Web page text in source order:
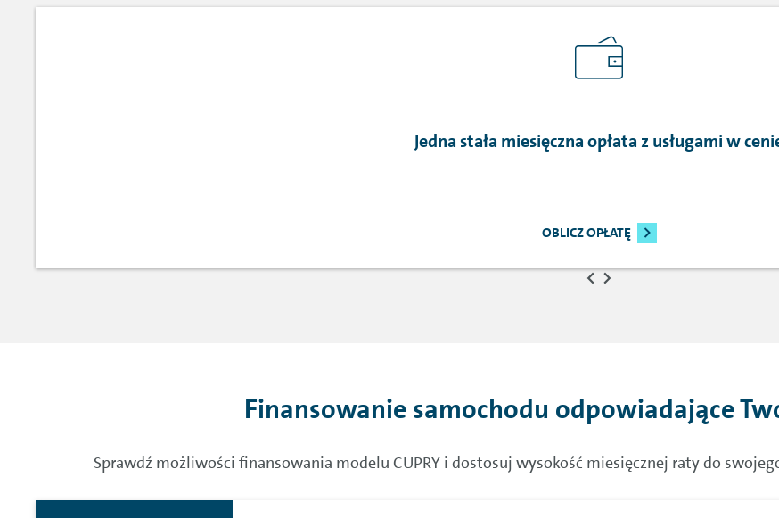
Jedna stała miesięczna opłata z usługami w
OBLICZ OPŁATĘ
Finansowanie samochodu odpowiadające
Sprawdź możliwości finansowania modelu CUPRY i dostosuj wysokość miesięcznej raty do